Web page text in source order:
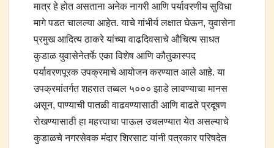
मात्र हे होत असताना अनेक नागरी आणि पर्यावरणीय सुविधा
मागे पडत चालल्या आहेत. याचे गांभीर्य लक्षात घेऊन, युवासेना
प्रमुख आदित्य ठाकरे यांच्या वाढदिवसाचे औचित्य साधत
कुडाळ युवासेनेतर्फे एका विशेष आणि कौतुकास्पद
पर्यावरणपूरक उपक्रमाचे आयोजन करण्यात आले आहे. या
उपक्रमांतर्गत शहरात तब्बल ५००० झाडे लावण्याचा मानस
असून, पाण्याची पातळी वाढवण्यासाठी आणि वाढते प्रदूषण
रोखण्यासाठी हा महत्त्वाचा पाऊल उचलण्यात येत असल्याचे
कुडाळचे नगरसेवक मंदार शिरसाट यांनी पत्रकार परिषदेत